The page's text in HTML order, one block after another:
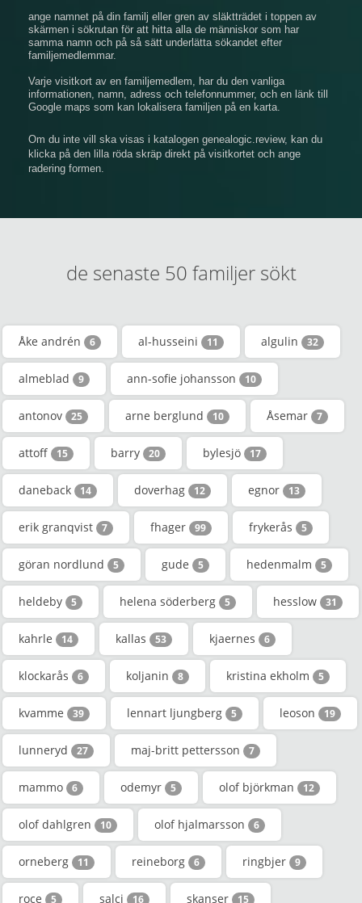
ange namnet på din familj eller gren av släktträdet i toppen av
skärmen i sökrutan för att hitta alla de människor som har
samma namn och på så sätt underlätta sökandet efter
familjemedlemmar.
Varje visitkort av en familjemedlem, har du den vanliga
informationen, namn, adress och telefonnummer, och en länk till
Google maps som kan lokalisera familjen på en karta.
Om du inte vill ska visas i katalogen genealogic.review, kan du
klicka på den lilla röda skräp direkt på visitkortet och ange
radering formen.
de senaste 50 familjer sökt
Åke andrén 6 al-husseini 11 algulin 32
almeblad 9 ann-sofie johansson 10
antonov 25 arne berglund 10 Åsemar 7
attoff 15 barry 20 bylesjö 17
daneback 14 doverhag 12 egnor 13
erik granqvist 7 fhager 99 frykerås 5
göran nordlund 5 gude 5 hedenmalm 5
heldeby 5 helena söderberg 5 hesslow 31
kahrle 14 kallas 53 kjaernes 6
klockarås 6 koljanin 8 kristina ekholm 5
kvamme 39 lennart ljungberg 5 leoson 19
lunneryd 27 maj-britt pettersson 7
mammo 6 odemyr 5 olof björkman 12
olof dahlgren 10 olof hjalmarsson 6
orneberg 11 reineborg 6 ringbjer 9
roce 5 salci 16 skanser 15